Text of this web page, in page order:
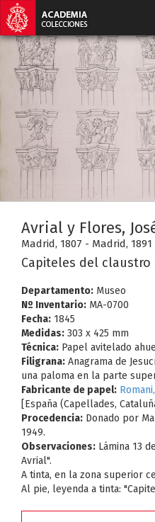
Avrial y Flores,
Madrid, 1807 - Madrid, 1891
Capiteles del
Departamento: Museo
Nº Inventario: MA-0700
Fecha: 1845
Medidas: 303 x 425 mm
Técnica: Papel avitelado
Filigrana: Anagrama de
una paloma en la parte
Fabricante de papel:
[España (Capellades,
Procedencia: Donado por
1949.
Observaciones: Lámina 13
Avrial".
A tinta, en la zona superior
Al pie, leyenda a tinta: